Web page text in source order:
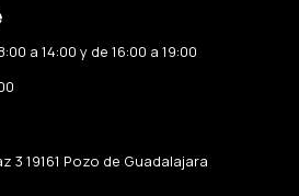
a 14:00 y de 16:00 a 19:00
19161 Pozo de Guadalajara